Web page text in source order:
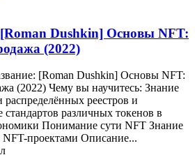
Dushkin] Основы NFT:
(2022)
[Roman Dushkin] Основы NFT:
(2022) Чему вы научитесь: Знание
распределённых реестров и
стандартов различных токенов в
Понимание сути NFT Знание
NFT-проектами Описание...